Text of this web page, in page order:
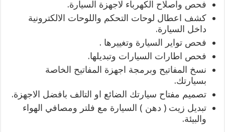
فحص واصلاح الكهرباء لاجهزة السيارة.
كشف اعطال لوحات التحكم واللوحات الالكترونية
داخل السيارة.
فحص تواير السيارة وتغييرها .
فحص اطارات السيارات وتبديلها.
نسخ المفاتيح وبرمجة اجهزة المفاتيح الخاصة
بسيارتك.
تصميم مفتاح سيارتك الضائع او التالف بافضل الاجهزة.
تبديل زيت ( دهن ) السيارة مع فلتر ومصافي الهواء
والبيئة.